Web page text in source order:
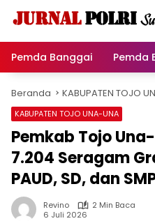
Pemda Banggai
Pemda
Beranda KABUPATEN TOJO
KABUPATEN TOJO UNA-UNA
Pemkab Tojo
7.204 Seragam
PAUD, SD, dan
Revino
2 Min Baca
6 Juli 2026